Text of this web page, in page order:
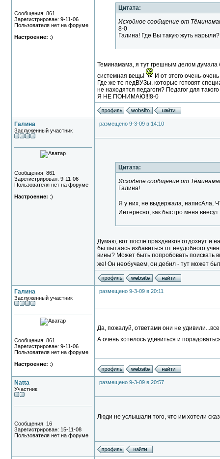
Сообщения: 861
Зарегистрирован: 9-11-06
Пользователя нет на форуме
Настроение: :)
Цитата:
Исходное сообщение от
8-0
Галина! Где Вы такую жуть
Теминамама, я тут грешным делом думала
системная вещь!
И от этого очень-
Где же те педВУЗы, которые готовят
не находятся педагоги? Педагог для
Я НЕ ПОНИМАЮ!!!8-0
Галина
Заслуженный участник
Сообщения: 861
Зарегистрирован: 9-11-06
Пользователя нет на форуме
Настроение: :)
размещено 9-3-09 в 14:10
Цитата:
Исходное сообщение от
Галина!
Я у них, не выдержала, написАла,
Интересно, как быстро меня
Думаю, вот после праздников отдохнут и
бы пытаясь избавиться от неудобного
вины? Может быть попробовать поискать
же! Он необучаем, он дебил - тут может
Галина
Заслуженный участник
Сообщения: 861
Зарегистрирован: 9-11-06
Пользователя нет на форуме
Настроение: :)
размещено 9-3-09 в 20:11
Да, пожалуй, ответами они не
А очень хотелось удивиться и
Natta
Участник
Сообщения: 16
Зарегистрирован: 15-11-08
Пользователя нет на форуме
размещено 9-3-09 в 20:57
Люди не услышали того, что им хотели